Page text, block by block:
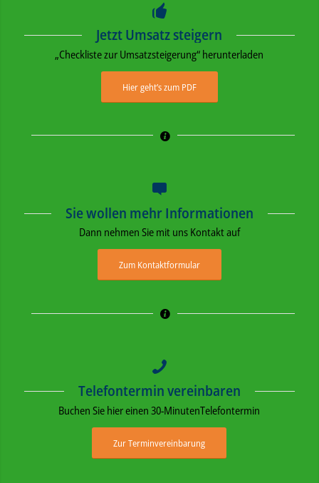
Jetzt Umsatz steigern
„Checkliste zur Umsatzsteigerung“ herunterladen
Hier geht’s zum PDF
Sie wollen mehr Informationen
Dann nehmen Sie mit uns Kontakt auf
Zum Kontaktformular
Telefontermin vereinbaren
Buchen Sie hier einen 30-MinutenTelefontermin
Zur Terminvereinbarung